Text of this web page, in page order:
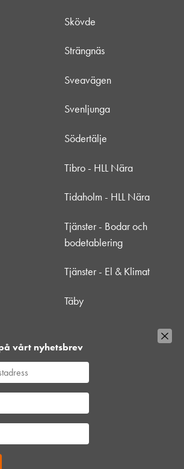
vårt nyhetsbrev
Nära
Skövde
Strängnäs
Sveavägen
Svenljunga
Södertälje
Tibro - HLL Nära
Tidaholm - HLL Nära
Tjänster - Bodar och
bodetablering
Tjänster - El & Klimat
Täby
Värtan